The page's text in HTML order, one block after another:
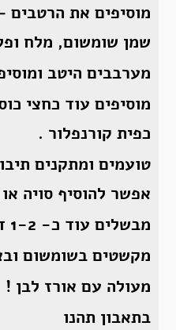
מוסיפים את הרטבים
שמן שומשום, מלח
מערבבים היטב
מוסיפים עוד כחצי
כפית קורנפלור .
טועמים ומתקנים
אפשר להוסיף סויה
מבשלים עוד כ- 1-2 דקות וזה מוכן.
מקשטים בשומשום
מעולה עם אורז לבן !
בתאבון תהנו